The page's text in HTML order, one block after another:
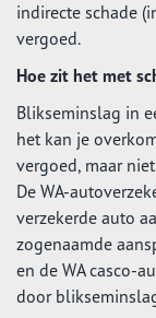
indirecte schade
vergoed.
Hoe zit het met
Blikseminslag in
het kan je
vergoed, maar
De WA-
verzekerde auto
zogenaamde
en de WA casco-
door